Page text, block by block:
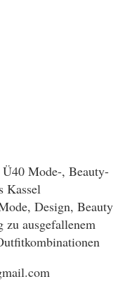
Mode-, Beauty-
Kassel
Design, Beauty
zu ausgefallenem